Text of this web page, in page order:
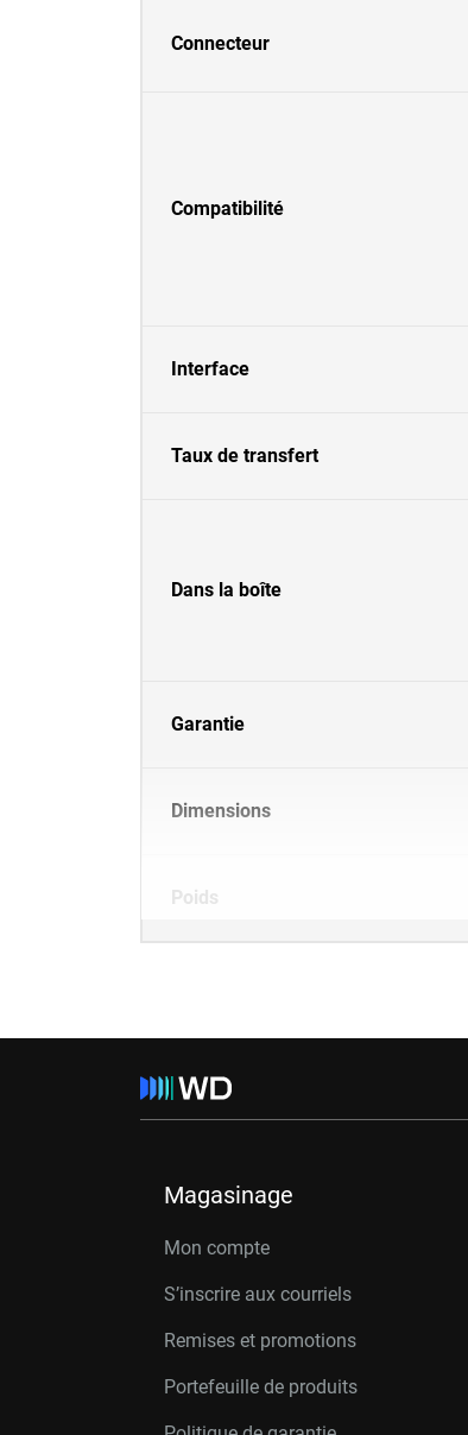
Connecteur
Compatibilité
Interface
Taux de transfert
Dans la boîte
Garantie
Dimensions
Poids
Magasinage
Mon compte
S’inscrire aux courriels
Remises et promotions
Portefeuille de produits